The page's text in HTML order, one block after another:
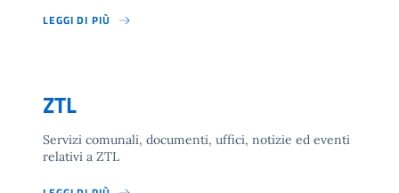
LEGGI DI PIÙ
ZTL
Servizi comunali, documenti, uffici, notizie ed eventi
relativi a ZTL